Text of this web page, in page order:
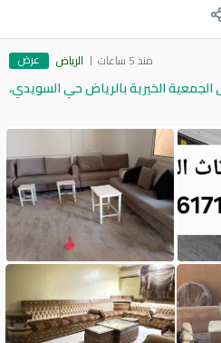
منذ 5 ساعات الرياض عرض
الجمعية الخيرية بالرياض حي السويدي،